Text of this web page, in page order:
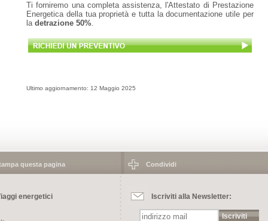
Ti forniremo una completa assistenza, l'Attestato di Prestazione
Energetica della tua proprietà e tutta la documentazione utile per
la detrazione 50%.
Ultimo aggiornamento: 12 Maggio 2025
questa pagina Condividi
energetici Iscriviti alla Newsletter:
Iscriviti